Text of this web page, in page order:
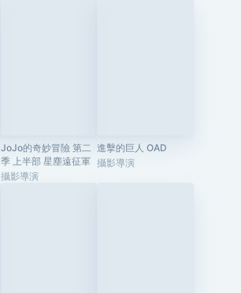
JoJo的奇妙冒險 第二
季 上半部 星塵遠征軍
攝影導演
進擊的巨人 OAD
攝影導演